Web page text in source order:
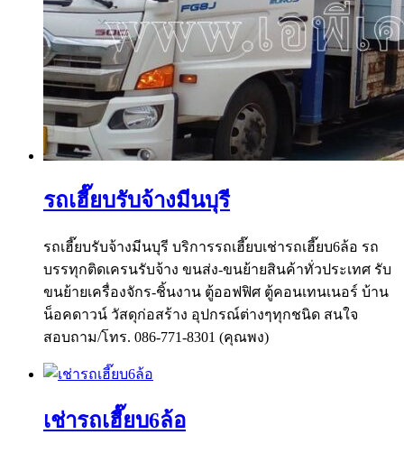
รถเฮี๊ยบรับจ้างมีนบุรี
รถเฮี๊ยบรับจ้างมีนบุรี บริการรถเฮี๊ยบเช่ารถเฮี๊ยบ6ล้อ รถ
บรรทุกติดเครนรับจ้าง ขนส่ง-ขนย้ายสินค้าทั่วประเทศ รับ
ขนย้ายเครื่องจักร-ชิ้นงาน ตู้ออฟฟิศ ตู้คอนเทนเนอร์ บ้าน
น็อคดาวน์ วัสดุก่อสร้าง อุปกรณ์ต่างๆทุกชนิด สนใจ
สอบถาม/โทร. 086-771-8301 (คุณพง)
เช่ารถเฮี๊ยบ6ล้อ